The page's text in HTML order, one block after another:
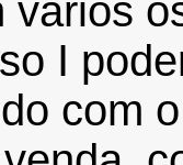
vários
I
com